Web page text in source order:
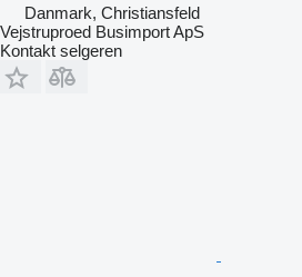
Danmark, Christiansfeld
Vejstruproed Busimport ApS
Kontakt selgeren